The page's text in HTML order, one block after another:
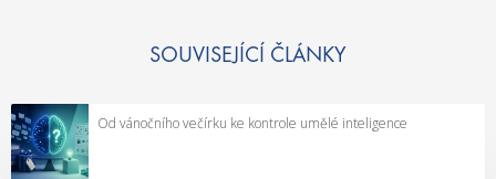
SOUVISEJÍCÍ ČLÁNKY
Od vánočního večírku ke kontrole umělé inteligence